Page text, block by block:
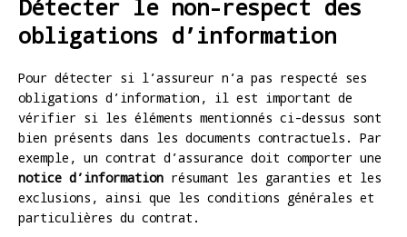
Détecter le non-respect des
obligations d’information
Pour détecter si l’assureur n’a pas respecté ses
obligations d’information, il est important de
vérifier si les éléments mentionnés ci-dessus sont
bien présents dans les documents contractuels. Par
exemple, un contrat d’assurance doit comporter une
notice d’information résumant les garanties et les
exclusions, ainsi que les conditions générales et
particulières du contrat.